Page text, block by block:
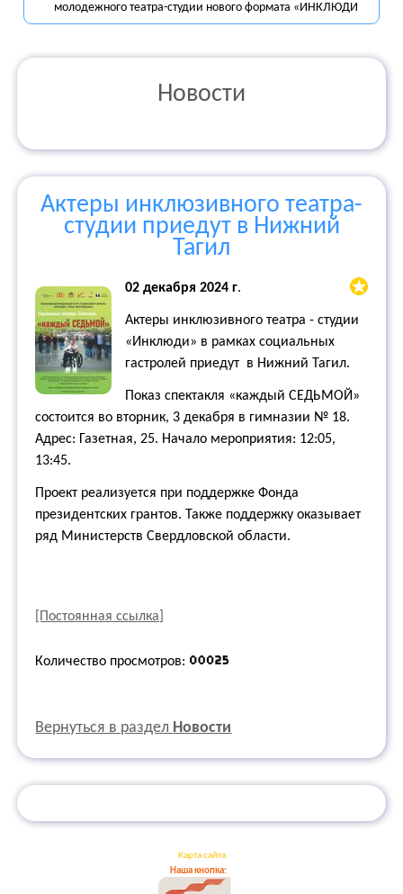
молодежного театра-студии нового формата «ИНКЛЮДИ
Новости
Актеры инклюзивного театра-
студии приедут в Нижний
Тагил
02 декабря 2024 г.
Актеры инклюзивного театра - студии
«Инклюди» в рамках социальных
гастролей приедут в Нижний Тагил.
Показ спектакля «каждый СЕДЬМОЙ»
состоится во вторник, 3 декабря в гимназии № 18.
Адрес: Газетная, 25. Начало мероприятия: 12:05,
13:45.
Проект реализуется при поддержке Фонда
президентских грантов. Также поддержку оказывает
ряд Министерств Свердловской области.
[Постоянная ссылка]
Количество просмотров:
Вернуться в раздел Новости
Карта сайта
Наша кнопка: